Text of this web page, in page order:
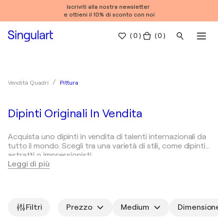
Iscriviti alla nostra newsletter
e ottieni il 10% di sconto con noi
(0 ) ( 0 )
Vendita Quadri Pittura
Dipinti Originali In Vendita
Acquista uno dipinti in vendita di talenti internazionali da
tutto il mondo. Scegli tra una varietà di stili, come dipinti
astratti o impressionisti.
Tipologie di dipinti
in termini di stile, metodo di esecuzione e tema. Ecco
alcuni tipologie comuni di dipinti:
Leggi di più
Filtri Prezzo Medium